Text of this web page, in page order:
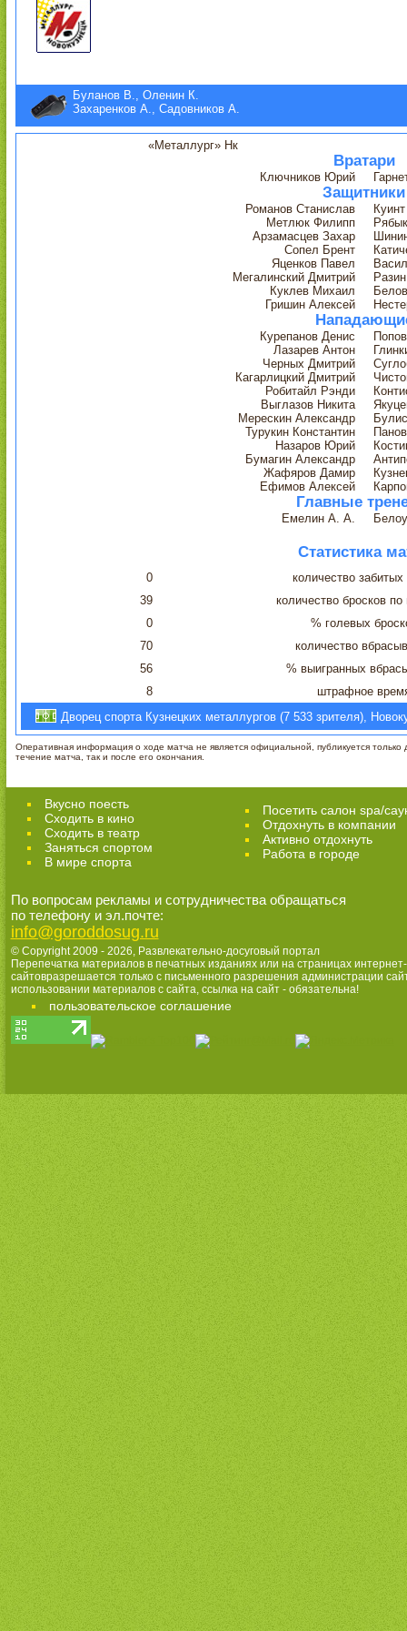
Буланов В., Оленин К.
Захаренков А., Садовников А.
«Металлург» Нк
Вратари
Ключников Юрий
Защитники
Романов Станислав
Метлюк Филипп
Арзамасцев Захар
Сопел Брент
Яценков Павел
Мегалинский Дмитрий
Куклев Михаил
Гришин Алексей
Курепанов Денис
Лазарев Антон
Черных Дмитрий
Кагарлицкий Дмитрий
Робитайл Рэнди
Выглазов Никита
Мерескин Александр
Турукин Константин
Назаров Юрий
Бумагин Александр
Жафяров Дамир
Ефимов Алексей
Главные
Емелин А. А.
Статистика
0
количество
39
количество бросков по
0
% голевых
70
количество
56
% выигранных
8
штрафное
Дворец спорта Кузнецких металлургов (7 533 зрителя),
Оперативная информация о ходе матча не является официальной, публикуется только
течение матча, так и после его окончания.
Вкусно поесть
Сходить в кино
Cходить в театр
Заняться спортом
В мире спорта
Посетить салон spa/
Отдохнуть в компании
Активно отдохнуть
Работа в городе
По вопросам рекламы и сотрудничества обращаться
по телефону и эл.почте:
info@goroddosug.ru
© Copyright 2009 - 2026, Развлекательно-досуговый портал
Перепечатка материалов в печатных изданиях или на страницах интернет-
сайтовразрешается только с письменного разрешения администрации
использовании материалов с сайта, ссылка на сайт - обязательна!
пользовательское соглашение